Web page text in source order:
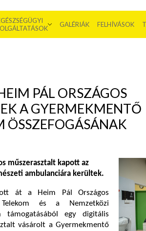
GALÉRIÁK FELHÍVÁSOK
PÁL ORSZÁGOS
A GYERMEKMENTŐ
ÖSSZEFOGÁSÁNAK
műszerasztalt kapott az
ambulanciára kerültek.
át a Heim Pál Országos
és a Nemzetközi
támogatásából egy digitális
vásárolt a Gyermekmentő